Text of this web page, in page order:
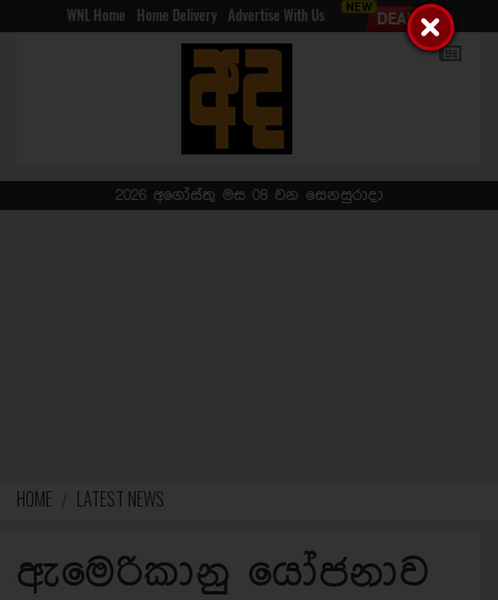
WNL Home Home Delivery Advertise With Us
2026 අගෝස්තු මස 08 වන සෙනසුරාදා
HOME LATEST NEWS
ඇමෙරිකානු යෝජනාව